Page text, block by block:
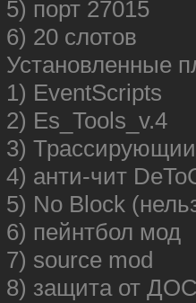
5) порт 27015
6) 20 слотов
Установленные
1) EventScripts
2) Es_Tools_v.4
3)
4) анти-чит
5) No Block
6) пейнтбол мод
7) source mod
8) защита от